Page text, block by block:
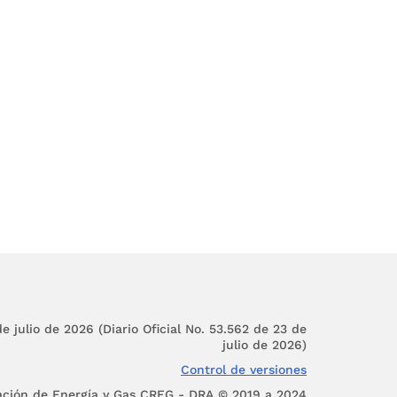
Estado de mantener
julio de 2026 (Diario Oficial No. 53.562 de 23 de
julio de 2026)
Control de versiones